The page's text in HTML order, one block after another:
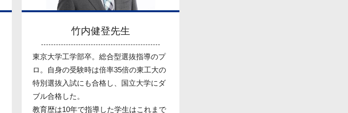
竹内健登先生
東京大学工学部卒。総合型選抜指導のプ
ロ。自身の受験時は倍率35倍の東工大の
特別選抜入試にも合格し、国立大学にダ
ブル合格した。
教育歴は10年で指導した学生はこれまで